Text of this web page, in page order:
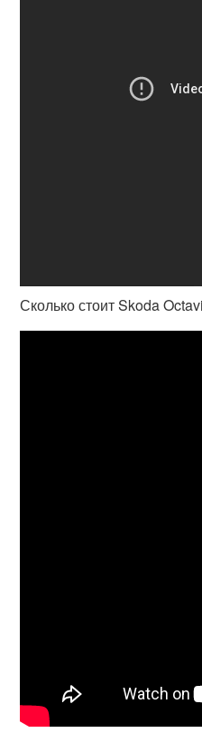
Сколько стоит Skoda